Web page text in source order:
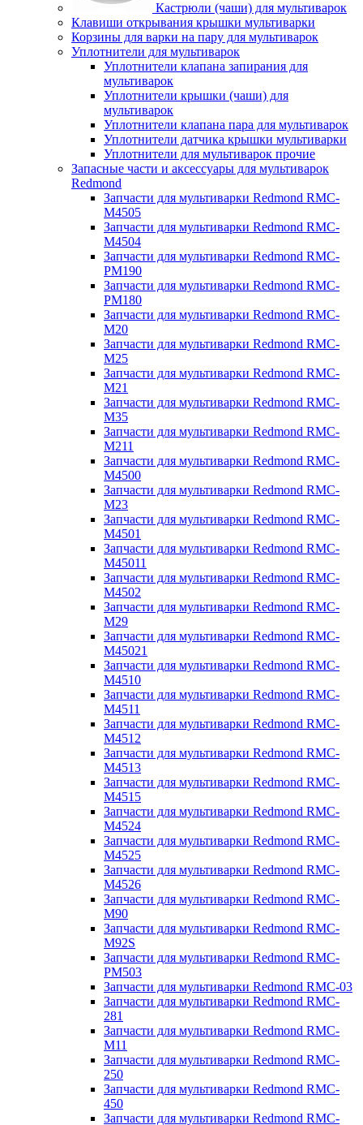
Кастрюли (чаши) для мультиварок
Клавиши открывания крышки мультиварки
Корзины для варки на пару для мультиварок
Уплотнители для мультиварок
Уплотнители клапана запирания для
мультиварок
Уплотнители крышки (чаши) для
мультиварок
Уплотнители клапана пара для мультиварок
Уплотнители датчика крышки мультиварки
Уплотнители для мультиварок прочие
Запасные части и аксессуары для мультиварок
Redmond
Запчасти для мультиварки Redmond RMC-
M4505
Запчасти для мультиварки Redmond RMC-
M4504
Запчасти для мультиварки Redmond RMC-
PM190
Запчасти для мультиварки Redmond RMC-
PM180
Запчасти для мультиварки Redmond RMC-
M20
Запчасти для мультиварки Redmond RMC-
M25
Запчасти для мультиварки Redmond RMC-
M21
Запчасти для мультиварки Redmond RMC-
M35
Запчасти для мультиварки Redmond RMC-
M211
Запчасти для мультиварки Redmond RMC-
M4500
Запчасти для мультиварки Redmond RMC-
M23
Запчасти для мультиварки Redmond RMC-
M4501
Запчасти для мультиварки Redmond RMC-
M45011
Запчасти для мультиварки Redmond RMC-
M4502
Запчасти для мультиварки Redmond RMC-
M29
Запчасти для мультиварки Redmond RMC-
M45021
Запчасти для мультиварки Redmond RMC-
M4510
Запчасти для мультиварки Redmond RMC-
M4511
Запчасти для мультиварки Redmond RMC-
M4512
Запчасти для мультиварки Redmond RMC-
M4513
Запчасти для мультиварки Redmond RMC-
M4515
Запчасти для мультиварки Redmond RMC-
M4524
Запчасти для мультиварки Redmond RMC-
M4525
Запчасти для мультиварки Redmond RMC-
M4526
Запчасти для мультиварки Redmond RMC-
M90
Запчасти для мультиварки Redmond RMC-
M92S
Запчасти для мультиварки Redmond RMC-
PM503
Запчасти для мультиварки Redmond RMC-03
Запчасти для мультиварки Redmond RMC-
281
Запчасти для мультиварки Redmond RMC-
M11
Запчасти для мультиварки Redmond RMC-
250
Запчасти для мультиварки Redmond RMC-
450
Запчасти для мультиварки Redmond RMC-